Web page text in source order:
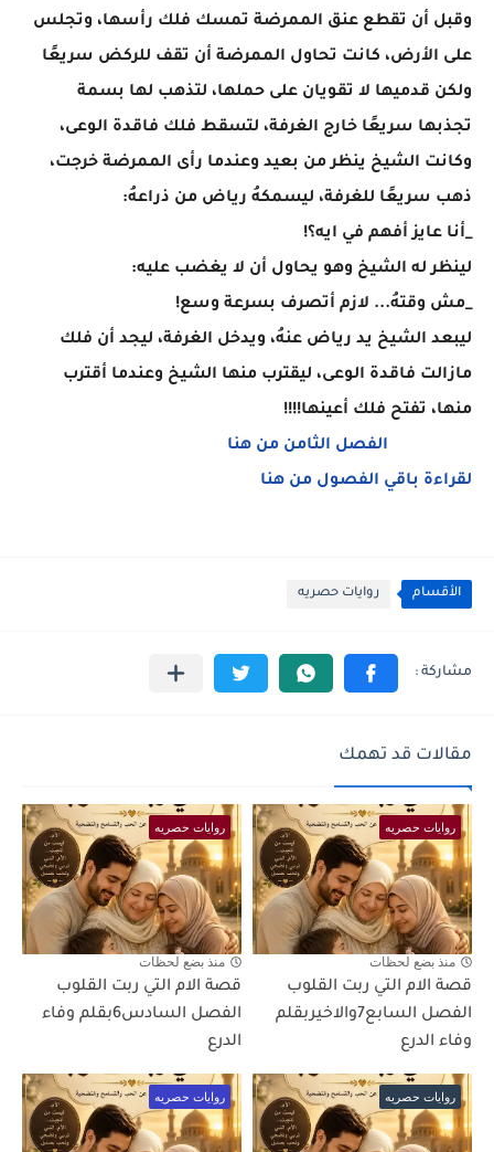
وقبل أن تقطع عنق الممرضة تمسك فلك رأسها، وتجلس
على الأرض، كانت تحاول الممرضة أن تقف للركض سريعًا
ولكن قدميها لا تقويان على حملها، لتذهب لها بسمة
تجذبها سريعًا خارج الغرفة، لتسقط فلك فاقدة الوعى،
وكانت الشيخ ينظر من بعيد وعندما رأى الممرضة خرجت،
ذهب سريعًا للغرفة، ليسمكهُ رياض من ذراعهُ:
_أنا عايز أفهم في ايه؟!
لينظر له الشيخ وهو يحاول أن لا يغضب عليه:
_مش وقتهُ... لازم أتصرف بسرعة وسع!
ليبعد الشيخ يد رياض عنهُ، ويدخل الغرفة، ليجد أن فلك
مازالت فاقدة الوعى، ليقترب منها الشيخ وعندما أقترب
منها، تفتح فلك أعينها!!!!
الفصل الثامن من هنا
لقراءة باقي الفصول من هنا
الأقسام روايات حصريه
مقالات قد تهمك
روايات حصريه
منذ بضع لحظات
قصة الام التي ربت القلوب
الفصل السابع7والاخيربقلم
وفاء الدرع
روايات حصريه
منذ بضع لحظات
قصة الام التي ربت القلوب
الفصل السادس6بقلم وفاء
الدرع
روايات حصريه روايات حصريه